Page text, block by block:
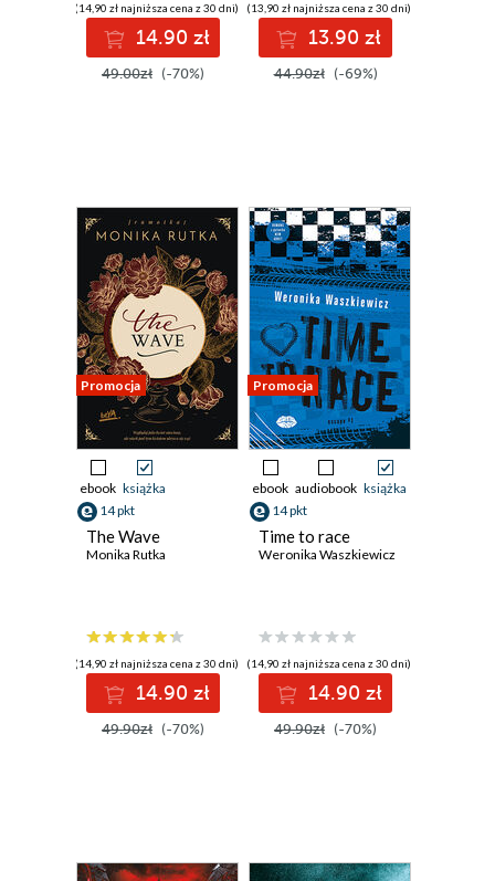
(14,90 zł najniższa cena z 30 dni)
14.90 zł
49.00zł (-70%)
(13,90 zł najniższa cena z 30 dni)
13.90 zł
44.90zł (-69%)
Promocja
ebook książka
14 pkt
The Wave
Monika Rutka
(14,90 zł najniższa cena z 30 dni)
14.90 zł
49.90zł (-70%)
Promocja
ebook audiobook książka
14 pkt
Time to race
Weronika Waszkiewicz
(14,90 zł najniższa cena z 30 dni)
14.90 zł
49.90zł (-70%)